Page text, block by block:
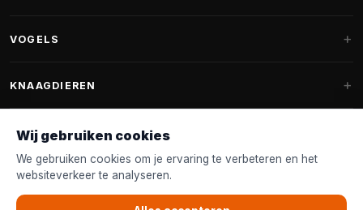
Fantail hondenmanden
Hondenspeelgoed
Halsband & Lijn
Shampoo & Verzorging
Krabpalen voor Maine Coon
Kattenmanden
VOGELS
Vogelvoer binnenvogels
Voederhuisjes
Nestkastjes & Nesting
Tuinvogelvoer
KNAAGDIEREN
Knaagdierenvoer
Accessoires
KLANTENSERVICE
Wij gebruiken cookies
We gebruiken cookies om je ervaring te verbeteren en het
websiteverkeer te analyseren.